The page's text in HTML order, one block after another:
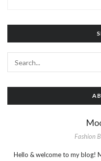
Fashion
Hello & welcome to my blog!